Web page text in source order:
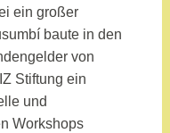
ein großer
baute in den
von
Stiftung ein
und
Workshops